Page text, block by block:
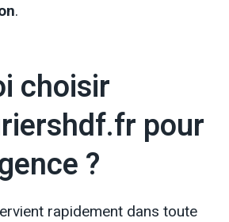
.
choisir
pour
?
rapidement dans toute